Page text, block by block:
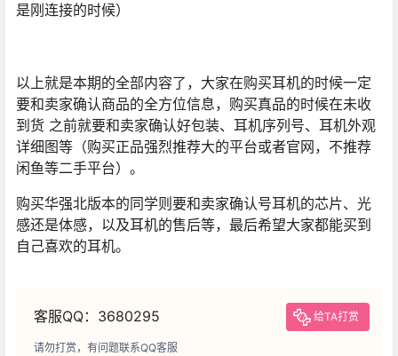
是刚连接的时候）
以上就是本期的全部内容了，大家在购买耳机的时候一定
要和卖家确认商品的全方位信息，购买真品的时候在未收
到货 之前就要和卖家确认好包装、耳机序列号、耳机外观
详细图等（购买正品强烈推荐大的平台或者官网，不推荐
闲鱼等二手平台）。
购买华强北版本的同学则要和卖家确认号耳机的芯片、光
感还是体感，以及耳机的售后等，最后希望大家都能买到
自己喜欢的耳机。
客服QQ：3680295 给TA打赏
请勿打赏，有问题联系QQ客服